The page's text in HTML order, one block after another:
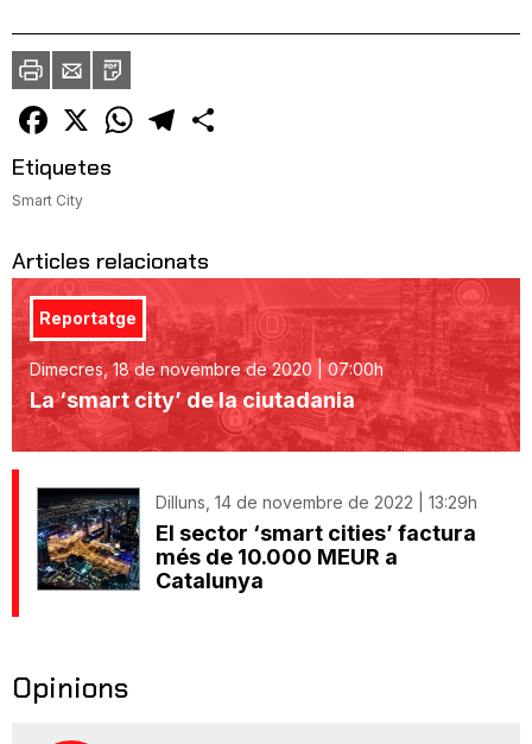
ImprimirEnvia
un
amic
PDF
Facebook
X WhatsAppTelegram
Etiquetes
Smart City
Articles relacionats
Reportatge
Dimecres, 18 de novembre de 2020 | 07:00h
La ‘smart city’ de la ciutadania
Dilluns, 14 de novembre de 2022 | 13:29h
El sector ‘smart cities’ factura
més de 10.000 MEUR a
Catalunya
Opinions